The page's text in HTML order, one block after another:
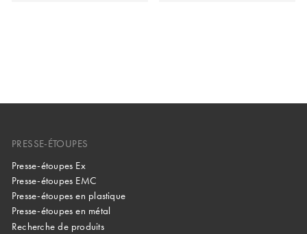
PRESSE-ÉTOUPES
Presse-étoupes Ex
Presse-étoupes EMC
Presse-étoupes en plastique
Presse-étoupes en métal
Recherche de produits